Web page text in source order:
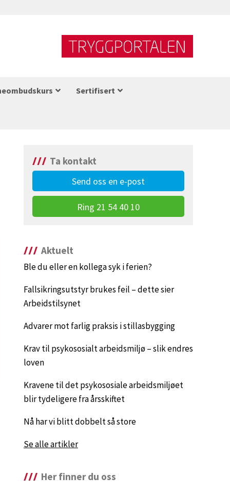
Sertifisert
Ta kontakt
Send oss en e-post
Ring 21 54 40 10
Aktuelt
Ble du eller en kollega syk i ferien?
Fallsikringsutstyr brukes feil – dette sier
Arbeidstilsynet
Advarer mot farlig praksis i stillasbygging
Krav til psykososialt arbeidsmiljø – slik endres
loven
Kravene til det psykososiale arbeidsmiljøet
blir tydeligere fra årsskiftet
Nå har vi blitt dobbelt så store
Se alle artikler
Her finner du oss